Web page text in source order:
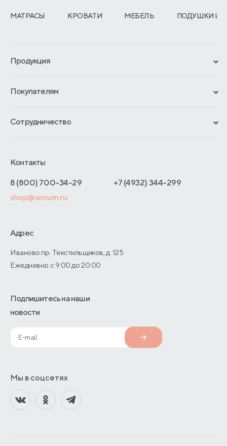
МАТРАСЫ КРОВАТИ МЕБЕЛЬ ПОДУШКИ И
Продукция
Гарантии
Отзывы покупателей
Покупателям
Обмен и возврат
Как оформить заказ
Адреса магазинов
Договор-оферты
Сотрудничество
Отельерам
Оптовые продажи
О производстве
Контакты
8 (800) 700-34-29
+7 (4932) 344-299
shop@sonum.ru
Адрес
Иваново пр. Текстильщиков, д. 125
Ежедневно с 9:00 до 20:00
Подпишитесь на наши
новости
Мы в соцсетях